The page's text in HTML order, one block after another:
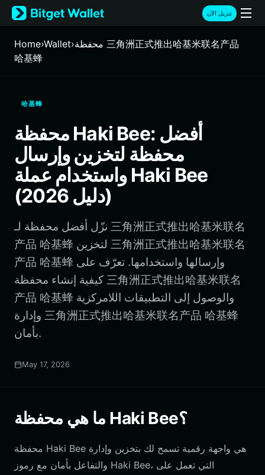
English
日本語
Русский
Español (Latinoamérica)
Français
简体中文
繁體中文
Português (Portugal)
Bahasa Indonesia
ภาษาไทย
Español
Português (Brasil)
Español (Argentina)
تنزيل الآن
Home›Wallet›محفظة 三角洲正式推出哈基米联名产品
哈基蜂
哈基蜂
محفظة Haki Bee: أفضل
محفظة لتخزين وإرسال
واستخدام عملة Haki Bee
(دليل 2026)
نزّل أفضل محفظة لـ 三角洲正式推出哈基米联名
产品 哈基蜂 لتخزين 三角洲正式推出哈基米联名
产品 哈基蜂 وإرسالها واستخدامها. تعرّف على
كيفية إنشاء محفظة 三角洲正式推出哈基米联名
产品 哈基蜂 والوصول إلى التطبيقات اللامركزية
وإدارة 三角洲正式推出哈基米联名产品 哈基蜂
بأمان.
May 17, 2026
ما هي محفظة Haki Bee؟
محفظة Haki Bee هي واجهة رقمية تسمح لك بتخزين وإدارة
والتفاعل بأمان مع رموز Haki Bee، التي تعمل على